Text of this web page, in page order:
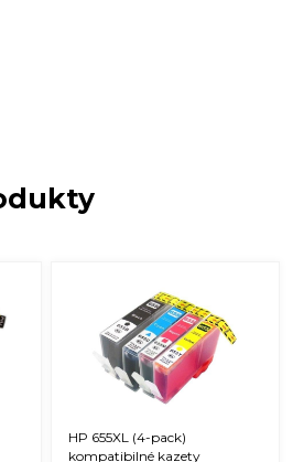
HP 655XL (4-pack)
kompatibilné kazety